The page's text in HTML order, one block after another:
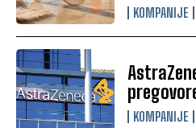
KOMPANIJE
KOMPANIJE